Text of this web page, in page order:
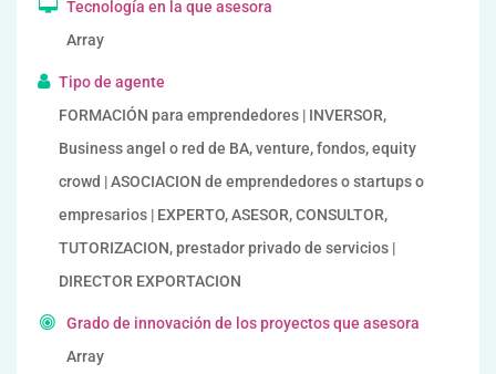
Tecnología en la que asesora
Array
Tipo de agente
FORMACIÓN para emprendedores | INVERSOR,
Business angel o red de BA, venture, fondos, equity
crowd | ASOCIACION de emprendedores o startups o
empresarios | EXPERTO, ASESOR, CONSULTOR,
TUTORIZACION, prestador privado de servicios |
DIRECTOR EXPORTACION
Grado de innovación de los proyectos que asesora
Array